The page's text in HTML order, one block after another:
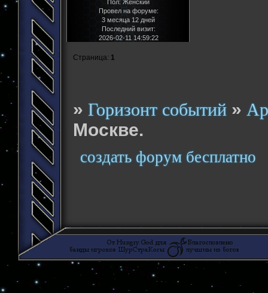
Пол:Женский
Провел на форуме:
3 месяца 12 дней
Последний визит:
2026-02-11 14:59:22
Страница: 1
»Горизонт событий »
Москве.
создать форум бесплатно